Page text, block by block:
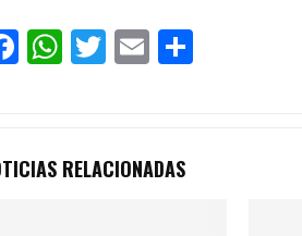
F
b
o
W
s
A
T
er
E
RELACIONADAS